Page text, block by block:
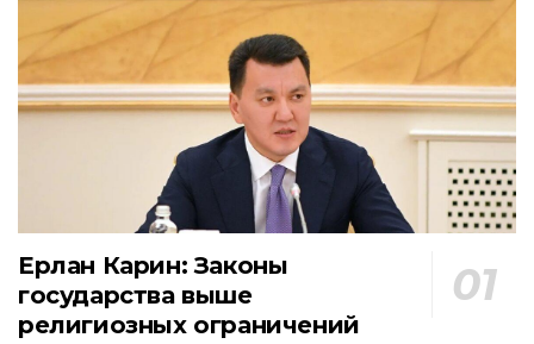
Ерлан Карин: Законы
государства выше
религиозных ограничений